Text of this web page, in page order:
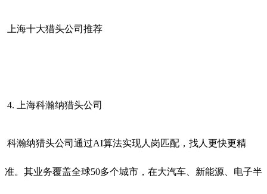
上海十大猎头公司推荐
4. 上海科瀚纳猎头公司
科瀚纳猎头公司通过AI算法实现人岗匹配，找人更快更精
准。其业务覆盖全球50多个城市，在大汽车、新能源、电子半